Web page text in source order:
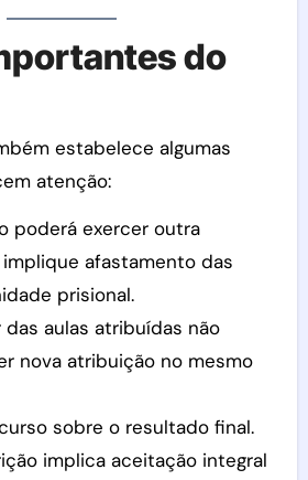
do
estabelece algumas
atenção:
poderá exercer outra
afastamento das
prisional.
aulas atribuídas não
nova atribuição no mesmo
sobre o resultado final.
implica aceitação integral